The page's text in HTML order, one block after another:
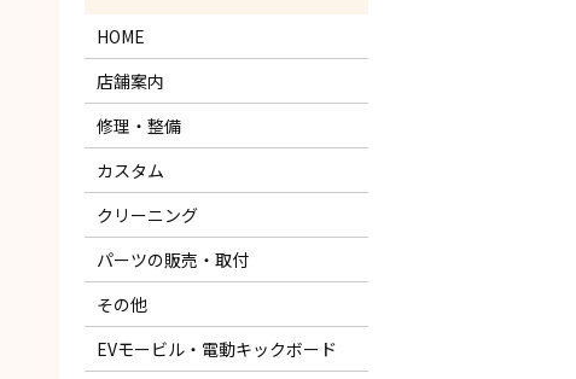
HOME
店舗案内
修理・整備
カスタム
クリーニング
パーツの販売・取付
その他
EVモービル・電動キックボード